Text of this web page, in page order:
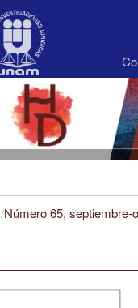
/Número 65, septiembre-